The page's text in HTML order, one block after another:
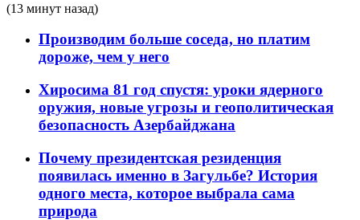
(13 минут назад)
Производим больше соседа, но платим
дороже, чем у него
Хиросима 81 год спустя: уроки ядерного
оружия, новые угрозы и геополитическая
безопасность Азербайджана
Почему президентская резиденция
появилась именно в Загульбе? История
одного места, которое выбрала сама
природа